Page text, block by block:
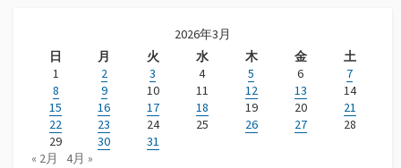
2026年3月
日
月 火 水 木 金
土
1
2 3 4 5 6
7
8
9 10 11 12 13
14
15
16 17 18 19 20
21
22
23 24 25 26 27
28
29
30
31
« 2月
4月 »